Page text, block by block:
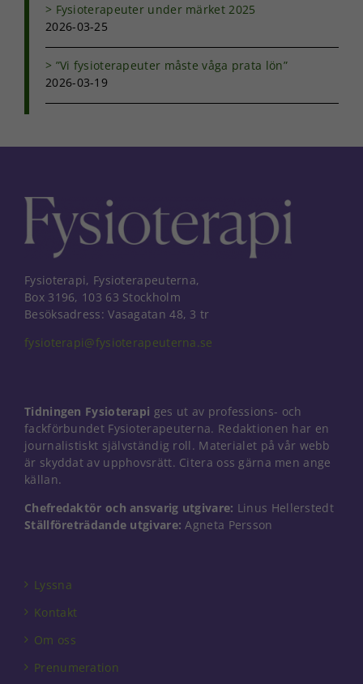
Fysioterapeuter under märket 2025
2026-03-25
”Vi fysioterapeuter måste våga prata lön”
2026-03-19
Fysioterapi, Fysioterapeuterna,
Box 3196, 103 63 Stockholm
Besöksadress: Vasagatan 48, 3 tr
fysioterapi@fysioterapeuterna.se
Tidningen Fysioterapi ges ut av professions- och
fackförbundet Fysioterapeuterna. Redaktionen har en
journalistiskt självständig roll. Materialet på vår webb
är skyddat av upphovsrätt. Citera oss gärna men ange
källan.
Chefredaktör och ansvarig utgivare: Linus Hellerstedt
Ställföreträdande utgivare: Agneta Persson
Lyssna
Kontakt
Om oss
Prenumeration